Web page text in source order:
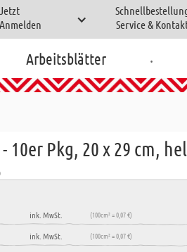
Jetzt
Anmelden
Service &
Arbeitsblätter .
10er Pkg, 20 x 29 cm,
ink. MwSt. (100cm² = 0,07 €)
ink. MwSt. (100cm² = 0,07 €)